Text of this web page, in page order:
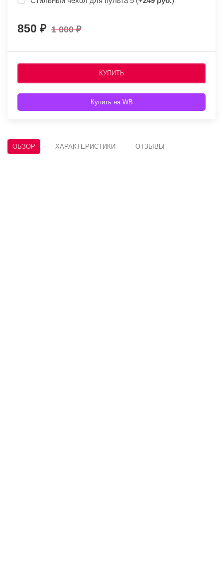
850 1 000
КУПИТЬ
Купить на WB
ОБЗОР ХАРАКТЕРИСТИКИ ОТЗЫВЫ